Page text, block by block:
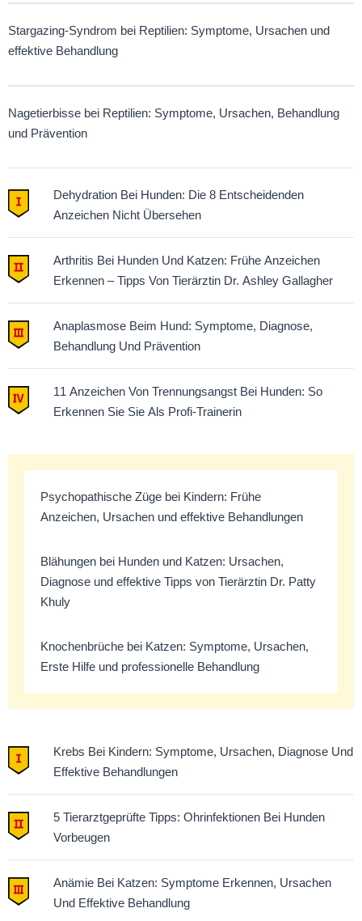
Stargazing-Syndrom bei Reptilien: Symptome, Ursachen und
effektive Behandlung
Nagetierbisse bei Reptilien: Symptome, Ursachen, Behandlung
und Prävention
Dehydration Bei Hunden: Die 8 Entscheidenden
Anzeichen Nicht Übersehen
Arthritis Bei Hunden Und Katzen: Frühe Anzeichen
Erkennen – Tipps Von Tierärztin Dr. Ashley Gallagher
Anaplasmose Beim Hund: Symptome, Diagnose,
Behandlung Und Prävention
11 Anzeichen Von Trennungsangst Bei Hunden: So
Erkennen Sie Sie Als Profi-Trainerin
Psychopathische Züge bei Kindern: Frühe
Anzeichen, Ursachen und effektive Behandlungen
Blähungen bei Hunden und Katzen: Ursachen,
Diagnose und effektive Tipps von Tierärztin Dr. Patty
Khuly
Knochenbrüche bei Katzen: Symptome, Ursachen,
Erste Hilfe und professionelle Behandlung
Krebs Bei Kindern: Symptome, Ursachen, Diagnose Und
Effektive Behandlungen
5 Tierarztgeprüfte Tipps: Ohrinfektionen Bei Hunden
Vorbeugen
Anämie Bei Katzen: Symptome Erkennen, Ursachen
Und Effektive Behandlung